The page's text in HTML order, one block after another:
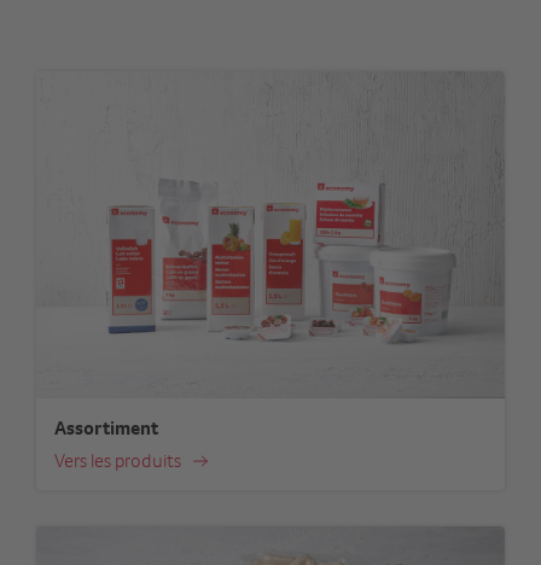
Assortiment
Vers les produits